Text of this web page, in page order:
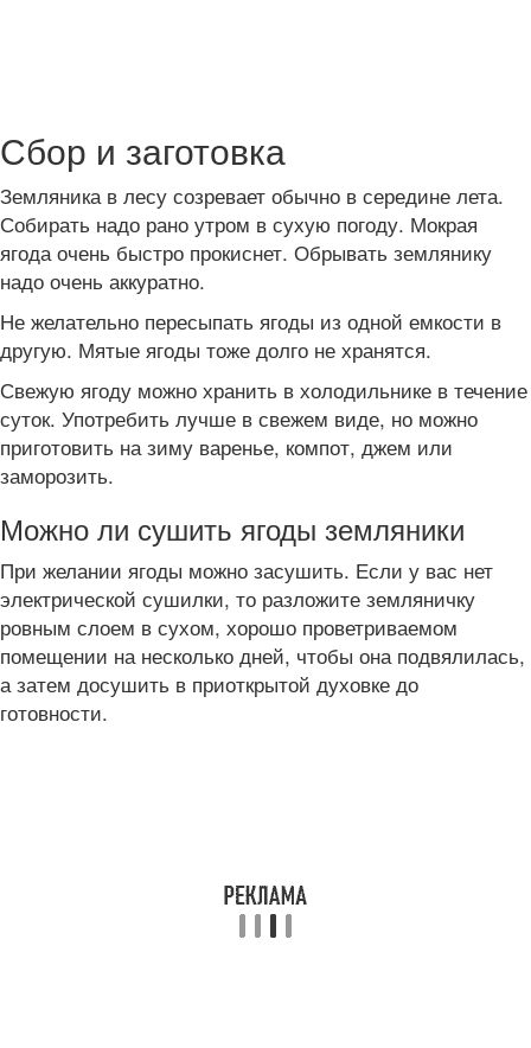
Сбор и заготовка
Земляника в лесу созревает обычно в середине лета.
Собирать надо рано утром в сухую погоду. Мокрая
ягода очень быстро прокиснет. Обрывать землянику
надо очень аккуратно.
Не желательно пересыпать ягоды из одной емкости в
другую. Мятые ягоды тоже долго не хранятся.
Свежую ягоду можно хранить в холодильнике в течение
суток. Употребить лучше в свежем виде, но можно
приготовить на зиму варенье, компот, джем или
заморозить.
Можно ли сушить ягоды земляники
При желании ягоды можно засушить. Если у вас нет
электрической сушилки, то разложите земляничку
ровным слоем в сухом, хорошо проветриваемом
помещении на несколько дней, чтобы она подвялилась,
а затем досушить в приоткрытой духовке до
готовности.